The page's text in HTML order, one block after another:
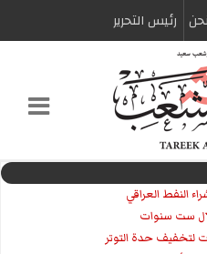
رئیس التحریر
لتخفيف حدة التوتر